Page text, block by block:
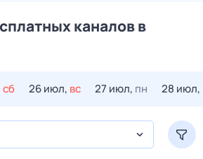
каналов в
сб 26 июл, вс 27 июл, пн 28 июл,